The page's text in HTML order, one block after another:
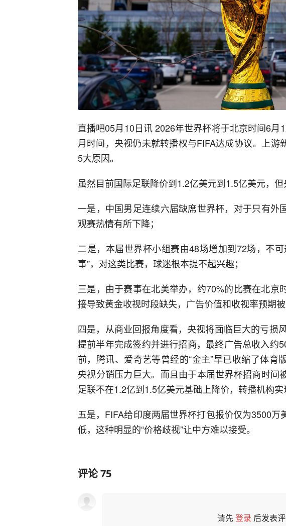
直播吧05月10日讯 2026年世界杯将于北京时间6月
月时间，央视仍未就转播权与FIFA达成协议。上游
5大原因。
虽然目前国际足联降价到1.2亿美元到1.5亿美元，但
一是，中国男足连续六届缺席世界杯，对于只有外
观赛热情有所下降；
二是，本届世界杯小组赛由48场增加到72场，不
事”，对这类比赛，球迷根本提不起兴趣；
三是，由于赛事在北美举办，约70%的比赛在北京
接导致黄金收视时段缺失，广告价值和收视率预期被
四是，从商业回报角度看，央视将面临巨大的亏损
提前半年完成签约并进行招商，最终广告总收入约
前，腾讯、爱奇艺等曾经的“金主”早已收缩了体育
央视分销压力巨大。而且由于本届世界杯招商时间
足联不在1.2亿到1.5亿美元基础上降价，转播机构实
五是，FIFA给印度两届世界杯打包报价仅为3500
低，这种明显的“价格歧视”让中方难以接受。
评论75
请先登录 后发表